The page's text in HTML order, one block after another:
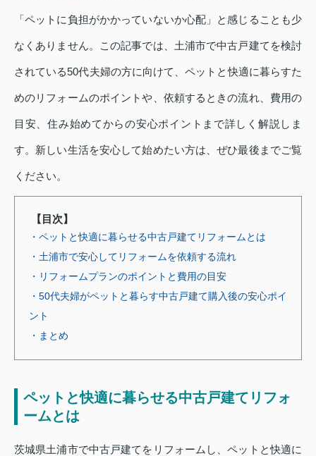
「ペットに負担がかかっていないか心配」と感じることも少
なくありません。この記事では、土浦市で中古戸建てを検討
されている50代夫婦の方に向けて、ペットと快適に暮らすた
めのリフォームのポイントや、依頼するときの流れ、費用の
目安、住み始めてからの安心ポイントまで詳しく解説しま
す。新しい生活を安心して始めたい方は、ぜひ最後までご覧
ください。
【目次】
・ペットと快適に暮らせる中古戸建てリフォームとは
・土浦市で安心してリフォームを依頼する流れ
・リフォームプランのポイントと費用の目安
・50代夫婦がペットと暮らす中古戸建て購入後の安心ポイ
ント
・まとめ
ペットと快適に暮らせる中古戸建てリフォ
ームとは
茨城県土浦市で中古戸建てをリフォームし、ペットと快適に